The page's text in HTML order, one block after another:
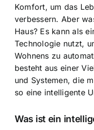
Komfort, um das
verbessern. Aber
Haus? Es kann als
Technologie nutzt,
Wohnens zu
besteht aus einer
und Systemen, die
so eine intelligente
Was ist ein